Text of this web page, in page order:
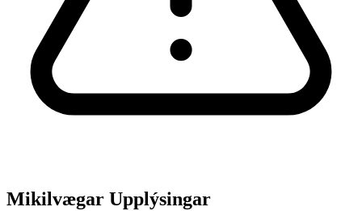
Mikilvægar Upplýsingar